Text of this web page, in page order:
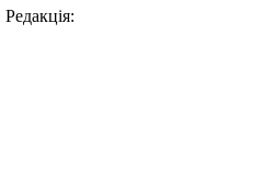
Редакція: